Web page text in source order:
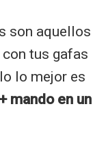
son aquellos
tus gafas
lo mejor es
mando en un